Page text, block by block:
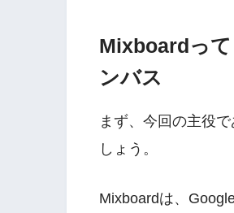
Mixboardっ
ンバス
まず、今回の主役
しょう。
Mixboardは、